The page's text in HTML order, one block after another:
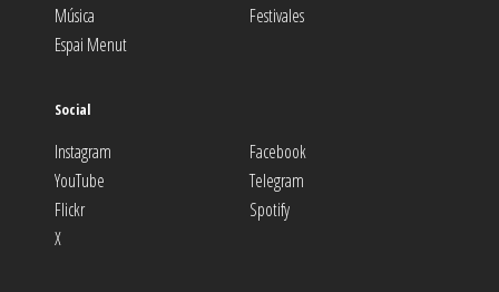
Música
Festivales
Espai Menut
Social
Instagram
Facebook
YouTube
Telegram
Flickr
Spotify
X